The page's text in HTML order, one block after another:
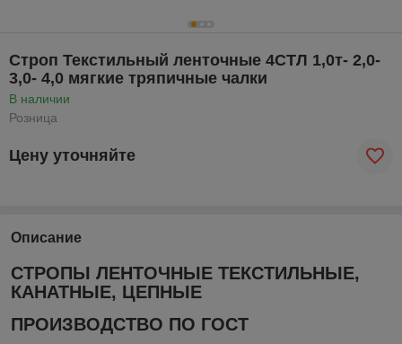
Строп Текстильный ленточные 4СТЛ 1,0т- 2,0-
3,0- 4,0 мягкие тряпичные чалки
В наличии
Розница
Цену уточняйте
Описание
СТРОПЫ ЛЕНТОЧНЫЕ ТЕКСТИЛЬНЫЕ,
КАНАТНЫЕ, ЦЕПНЫЕ
ПРОИЗВОДСТВО ПО ГОСТ